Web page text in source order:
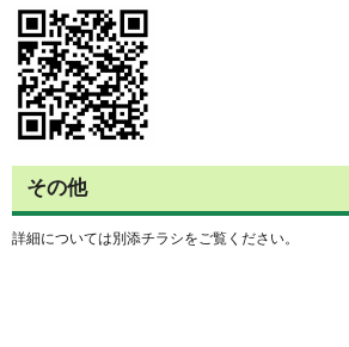
その他
詳細については別添チラシをご覧ください。